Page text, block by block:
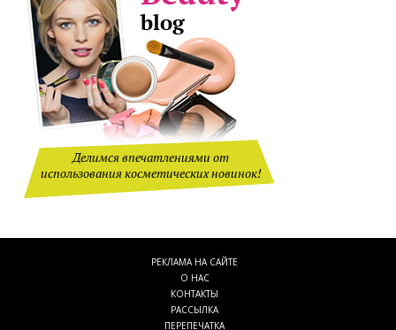
Делимся впечатлениями от
использования косметических новинок!
РЕКЛАМА НА САЙТЕ
О НАС
КОНТАКТЫ
РАССЫЛКА
ПЕРЕПЕЧАТКА